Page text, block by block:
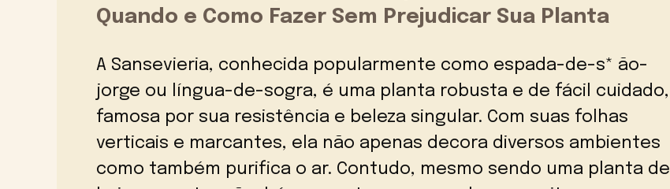
Quando e Como Fazer Sem Prejudicar Sua Planta
A Sansevieria, conhecida popularmente como espada-de-s* ão-
jorge ou língua-de-sogra, é uma planta robusta e de fácil cuidado,
famosa por sua resistência e beleza singular. Com suas folhas
verticais e marcantes, ela não apenas decora diversos ambientes
como também purifica o ar. Contudo, mesmo sendo uma planta de